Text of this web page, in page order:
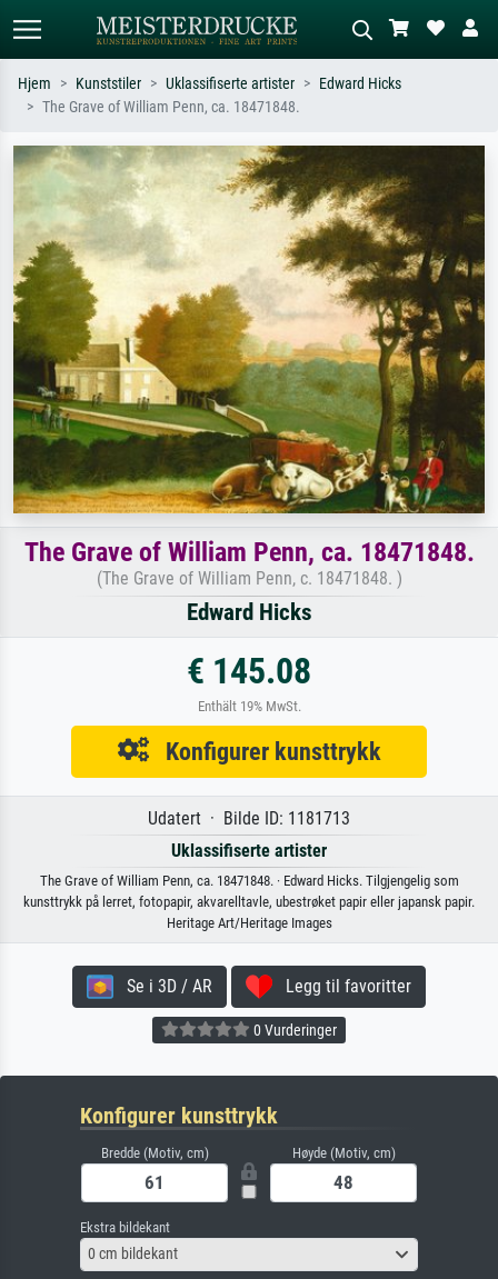
Søk etter kunstner, tittel eller stil – for
eksempel Monet, Stjernenatt,
impresjonisme, Hokusai-bølgen, akt.
Beskriv scenen – for eksempel grønn
eng, abstrakt med mye rødt, mørkt
oljemaleri, stående akt ved et tre.
Hjem Kunststiler Uklassifiserte artister
Edward Hicks
The Grave of William Penn, ca. 18471848.
The Grave of William Penn, ca. 18471848.
(The Grave of William Penn, c. 18471848. )
Edward Hicks
€ 145.08
Enthält 19% MwSt.
Konfigurer kunsttrykk
Udatert · Bilde ID: 1181713
Uklassifiserte artister
The Grave of William Penn, ca. 18471848. · Edward Hicks. Tilgjengelig som
kunsttrykk på lerret, fotopapir, akvarelltavle, ubestrøket papir eller japansk papir.
Heritage Art/Heritage Images
Se i 3D / AR Legg til favoritter
0 Vurderinger
Konfigurer kunsttrykk
Bredde (Motiv, cm) Høyde (Motiv, cm)
Ekstra bildekant
0 cm bildekant